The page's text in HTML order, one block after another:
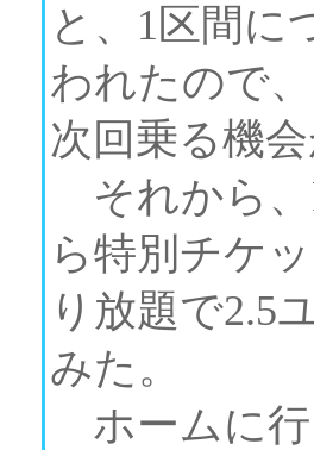
と、1区間に
われたので
次回乗る機
それから、
ら特別チケ
り放題で2.5
みた。
ホームに行